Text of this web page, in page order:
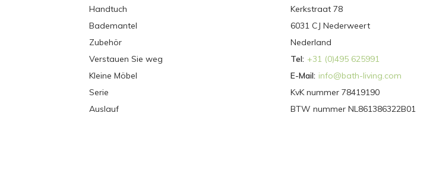
Handtuch
Bademantel
Zubehör
Verstauen Sie weg
Kleine Möbel
Serie
Auslauf
Kerkstraat 78
6031 CJ Nederweert
Nederland
Tel: +31 (0)495 625991
E-Mail: info@bath-living.com
KvK nummer 78419190
BTW nummer NL861386322B01